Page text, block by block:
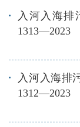
入河入海排
1313—2023
入河入海排
1312—2023